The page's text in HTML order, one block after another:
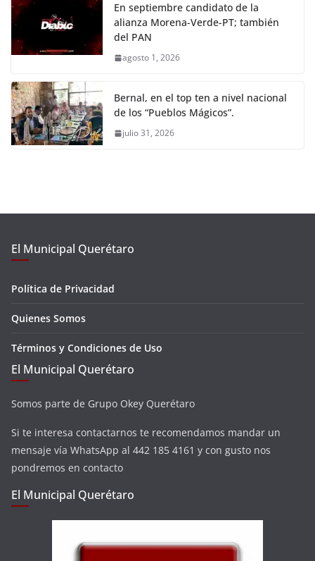
En septiembre candidato de la
alianza Morena-Verde-PT; también
del PAN
agosto 1, 2026
Bernal, en el top ten a nivel nacional
de los “Pueblos Mágicos”.
julio 31, 2026
El Municipal Querétaro
Política de Privacidad
Quienes Somos
Términos y Condiciones de Uso
El Municipal Querétaro
Somos parte de Grupo Okey Querétaro
Si te interesa contactarnos te recomendamos mandar un
mensaje vía WhatsApp al 442 185 4161 y con gusto nos
pondremos en contacto
El Municipal Querétaro